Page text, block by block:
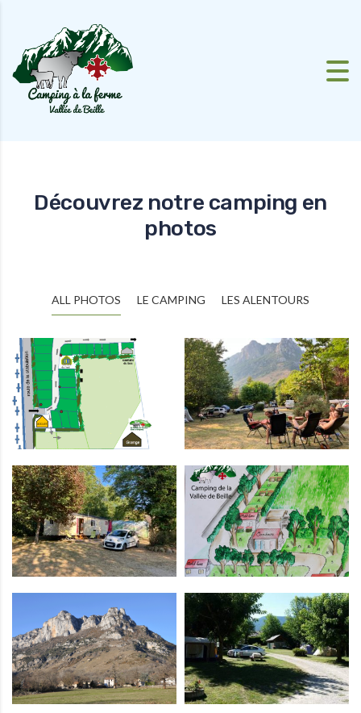
Découvrez notre camping en
photos
ALL PHOTOS LE CAMPING LES ALENTOURS